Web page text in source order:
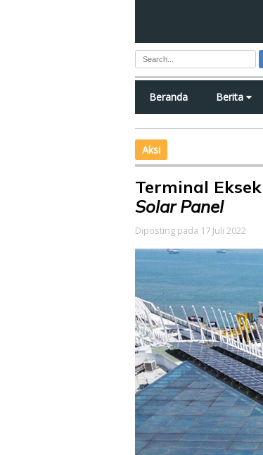
Beranda Berita
Aksi
Terminal
Solar Panel
Diposting pada 17 Juli 2022